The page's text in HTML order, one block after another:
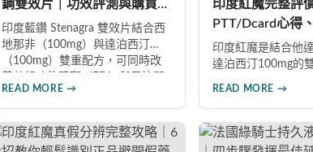
鋼雙效片｜功效評測與購買指
南
印度藍鑽 Stenagra 雙效片結合西
地那非（100mg）與達泊西汀
（100mg）雙重配方，可同時改
題（PE）。根據使用者回饋，服
藥後約30分鐘即可感受效果，藥
效持續8至12小時，無論是硬度還
是持久度都有明顯提升。Dcard、
READ MORE →
印度紅魔完整評價
PTT/Dcard心得
副作用與真假辨
印度紅魔是結合他
達泊西汀100mg的
一。90%使用者給
見副作用為輕微頭
READ MORE →